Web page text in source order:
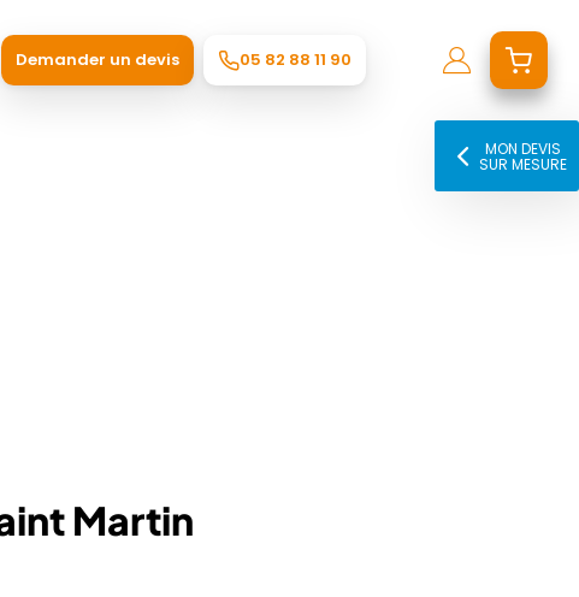
Demander un devis 05 82 88 11 90
Martin
MON DEVIS
SUR MESURE